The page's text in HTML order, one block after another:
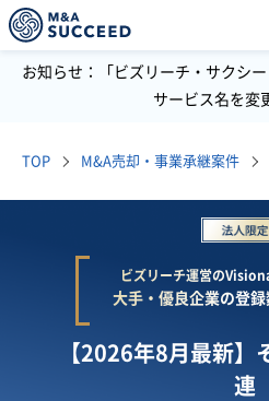
お知らせ：「ビズリーチ・サクシ
サービス名を変
TOP M&A売却・事業承継案件
ビズリーチ運営の
大手・優良企業の登
【2026年8月最新】
連